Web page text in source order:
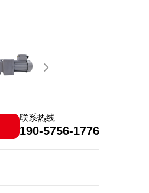
联系热线
190-5756-1776